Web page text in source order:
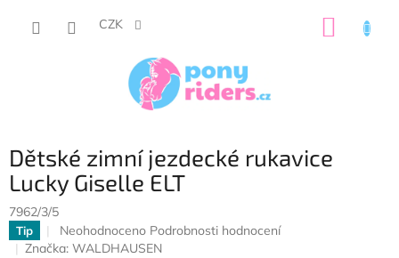
CZK
Dětské zimní jezdecké rukavice
Lucky Giselle ELT
7962/3/5
Tip
Průměrné
hodnocení
Neohodnoceno Podrobnosti hodnocení
Značka: WALDHAUSEN